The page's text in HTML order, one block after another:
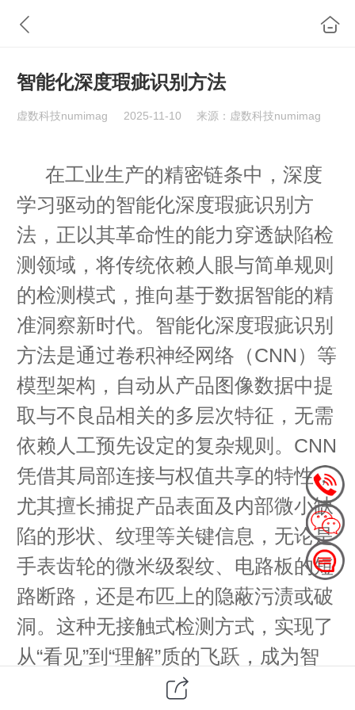
智能化深度瑕疵识别方法
虚数科技numimag 2025-11-10 来源：虚数科技numimag
在工业生产的精密链条中，深度
学习驱动的智能化深度瑕疵识别方
法，正以其革命性的能力穿透缺陷检
测领域，将传统依赖人眼与简单规则
的检测模式，推向基于数据智能的精
准洞察新时代。智能化深度瑕疵识别
方法是通过卷积神经网络（CNN）等
模型架构，自动从产品图像数据中提
取与不良品相关的多层次特征，无需
依赖人工预先设定的复杂规则。CNN
凭借其局部连接与权值共享的特性，
尤其擅长捕捉产品表面及内部微小缺
陷的形状、纹理等关键信息，无论是
手表齿轮的微米级裂纹、电路板的短
路断路，还是布匹上的隐蔽污渍或破
洞。这种无接触式检测方式，实现了
从“看见”到“理解”质的飞跃，成为智